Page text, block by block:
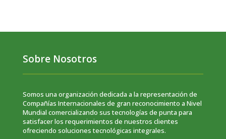
Sobre Nosotros
Somos una organización dedicada a la representación de
Compañías Internacionales de gran reconocimiento a Nivel
Mundial comercializando sus tecnologías de punta para
satisfacer los requerimientos de nuestros clientes
ofreciendo soluciones tecnológicas integrales.